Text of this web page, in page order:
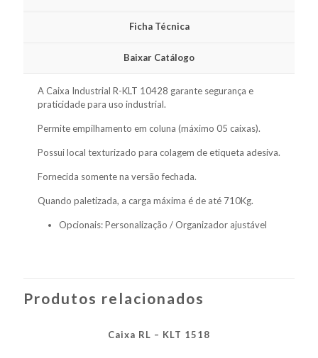
Ficha Técnica
Baixar Catálogo
A Caixa Industrial R-KLT 10428 garante segurança e
praticidade para uso industrial.
Permite empilhamento em coluna (máximo 05 caixas).
Possui local texturizado para colagem de etiqueta adesiva.
Fornecida somente na versão fechada.
Quando paletizada, a carga máxima é de até 710Kg.
Opcionais: Personalização / Organizador ajustável
Produtos relacionados
Caixa RL – KLT 1518